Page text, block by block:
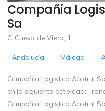
Compañia
Sa
C. Cueva de Viera, 1
Andalucía - Málaga -
Compañia Logistica Acotral
en la siguiente actividad:
Compañia Logistica Acotral